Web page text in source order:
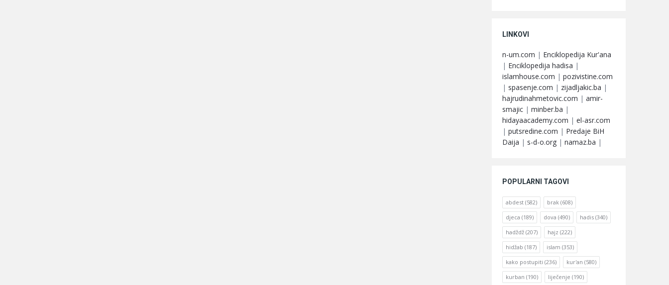
LINKOVI
n-um.com | Enciklopedija Kur'ana
| Enciklopedija hadisa |
islamhouse.com | pozivistine.com
| spasenje.com | zijadljakic.ba |
hajrudinahmetovic.com | amir-
smajic | minber.ba |
hidayaacademy.com | el-asr.com
| putsredine.com | Predaje BiH
Daija | s-d-o.org | namaz.ba |
POPULARNI TAGOVI
abdest (582) brak (608)
djeca (189) dova (490) hadis (340)
hadždž (207) hajz (222)
hidžab (187) islam (353)
kako postupiti (236) kur'an (580)
kurban (190) liječenje (190)